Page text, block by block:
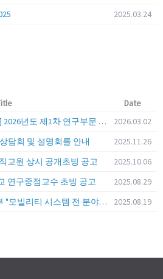
2025.03.24
Date
[한국과학기술연구원(KIST)] 2026년도 제1차 연구부문 공개채용 안내
2026.03.02
담회 및 설명회를 안내
2025.11.26
교원 상시 공개초빙 공고
2025.10.06
연구중점교수 초빙 공고
2025.08.29
연세대학교 첨단융합공학부 "모빌리티 시스템 전 분야" 전임교원 특별채용 (2026년 9월 1일자 임용 예정)
2025.08.19